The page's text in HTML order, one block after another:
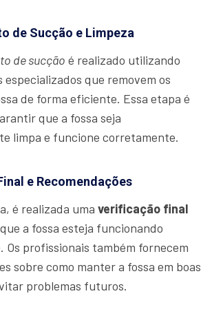
de Sucção e Limpeza
de sucção é realizado utilizando
que removem os
de forma eficiente. Essa etapa é
que a fossa seja
limpa e funcione corretamente.
e Recomendações
é realizada uma verificação final
a fossa esteja funcionando
Os profissionais também fornecem
sobre como manter a fossa em boas
problemas futuros.